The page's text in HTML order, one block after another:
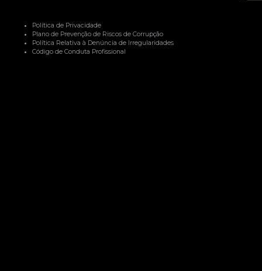
Política de Privacidade
Plano de Prevenção de Riscos de Corrupção
Política Relativa à Denúncia de Irregularidades
Código de Conduta Profissional